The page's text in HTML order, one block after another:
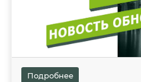
Подробнее